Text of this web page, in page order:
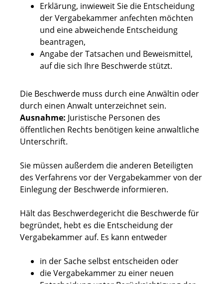
Erklärung, inwieweit Sie die Entscheidung
der Vergabekammer anfechten möchten
und eine abweichende Entscheidung
beantragen,
Angabe der Tatsachen und Beweismittel,
auf die sich Ihre Beschwerde stützt.
Die Beschwerde muss durch eine Anwältin oder
durch einen Anwalt unterzeichnet sein.
Ausnahme: Juristische Personen des
öffentlichen Rechts benötigen keine anwaltliche
Unterschrift.
Sie müssen außerdem die anderen Beteiligten
des Verfahrens vor der Vergabekammer von der
Einlegung der Beschwerde informieren.
Hält das Beschwerdegericht die Beschwerde für
begründet, hebt es die Entscheidung der
Vergabekammer auf. Es kann entweder
in der Sache selbst entscheiden oder
die Vergabekammer zu einer neuen